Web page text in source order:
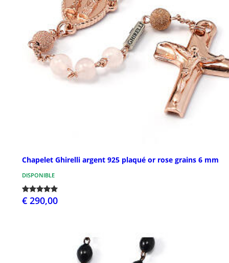
Chapelet Ghirelli argent 925 plaqué or rose grains 6 mm
DISPONIBLE
€ 290,00